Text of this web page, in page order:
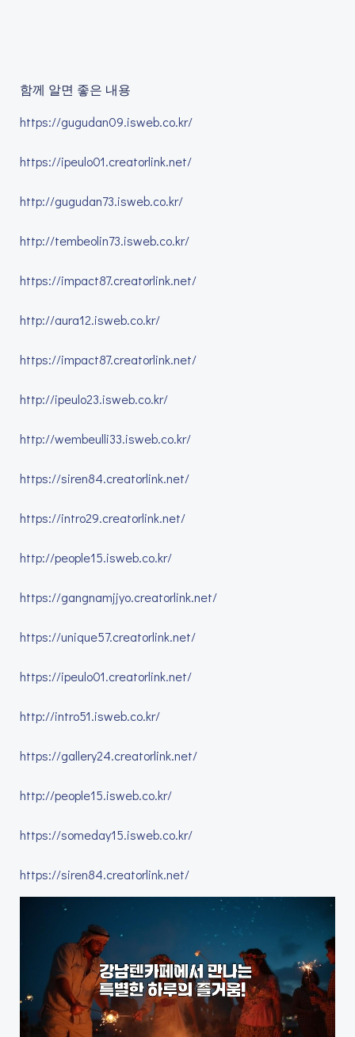
함께 알면 좋은 내용
https://gugudan09.isweb.co.kr/
https://ipeulo01.creatorlink.net/
http://gugudan73.isweb.co.kr/
http://tembeolin73.isweb.co.kr/
https://impact87.creatorlink.net/
http://aura12.isweb.co.kr/
https://impact87.creatorlink.net/
http://ipeulo23.isweb.co.kr/
http://wembeulli33.isweb.co.kr/
https://siren84.creatorlink.net/
https://intro29.creatorlink.net/
http://people15.isweb.co.kr/
https://gangnamjjyo.creatorlink.net/
https://unique57.creatorlink.net/
https://ipeulo01.creatorlink.net/
http://intro51.isweb.co.kr/
https://gallery24.creatorlink.net/
http://people15.isweb.co.kr/
https://someday15.isweb.co.kr/
https://siren84.creatorlink.net/